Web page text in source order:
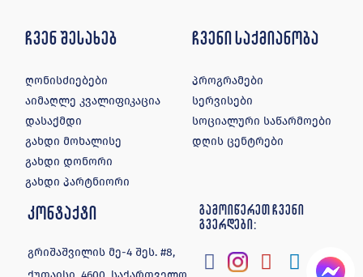
ჩვენ შესახებ
ღონისძიებები
აიმაღლე კვალიფიკაცია
დასაქმდი
გახდი მოხალისე
გახდი დონორი
გახდი პარტნიორი
ჩვენი საქმიანობა
პროგრამები
სერვისები
სოციალური საწარმოები
დღის ცენტრები
კონტაქტი
გრიშაშვილის მე-4 შეს. #8,
გამოიწერეთ ჩვენი
გვერდები: